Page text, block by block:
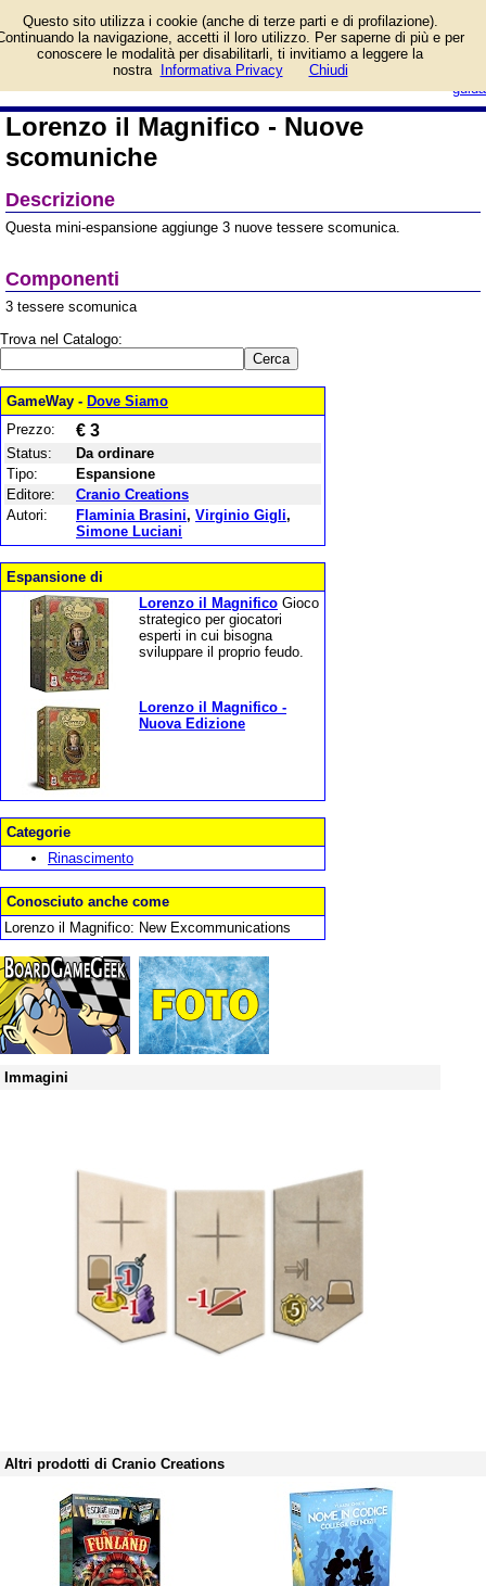
guida
Magnifico - Nuove
scomuniche e prezzo di
vendita. Prodotto da Cranio
Lorenzo il Magnifico - Nuove
scomuniche
Descrizione
Questa mini-espansione aggiunge 3 nuove tessere scomunica.
Componenti
3 tessere scomunica
Trova nel Catalogo:
GameWay - Dove Siamo
Prezzo:
€ 3
Status:
Da ordinare
Tipo:
Espansione
Editore:
Cranio Creations
Autori:
Flaminia Brasini, Virginio Gigli,
Simone Luciani
Espansione di
Lorenzo il Magnifico Gioco
strategico per giocatori
esperti in cui bisogna
sviluppare il proprio feudo.
Lorenzo il Magnifico -
Nuova Edizione
Categorie
Rinascimento
Conosciuto anche come
Lorenzo il Magnifico: New Excommunications
Immagini
Altri prodotti di Cranio Creations
Questo sito utilizza i cookie (anche di terze parti e di profilazione).
la navigazione, accetti il loro utilizzo. Per saperne di più e per
conoscere le modalità per disabilitarli, ti invitiamo a leggere la
nostra
Informativa Privacy Chiudi